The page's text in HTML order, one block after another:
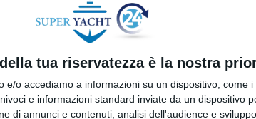
tua riservatezza è la nostra
e/o accediamo a informazioni su un dispositivo, come
e informazioni standard inviate da un dispositivo
di annunci e contenuti, analisi dell'audience e